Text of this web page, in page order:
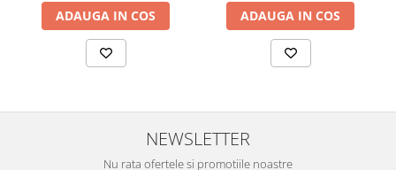
ADAUGA IN COS ADAUGA IN COS
NEWSLETTER
Nu rata ofertele si promotiile noastre